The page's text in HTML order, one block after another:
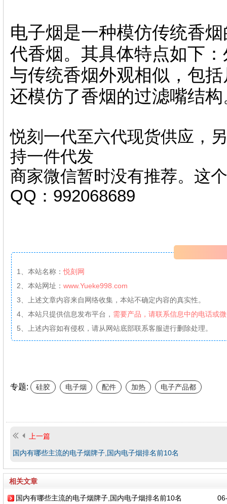
电子烟是一种模仿传统香
代香烟。其具体特点如下
与传统香烟外观相似，包
还模仿了香烟的过滤嘴结构
悦刻一代至六代现货供应，
持一件代发
商家微信暂时没有推荐。这
QQ：992068689
1、本站名称：悦刻网
2、本站网址： www.Yueke998.com
3、上述文章内容来自网络收集，本站不确定内容的真实性。
4、本站只提供信息发布平台， 需要产品，请联系信息中的电话或
5、上述内容如有侵权，请从网站底部联系客服进行删除处理。
专题: 硅胶 电子烟 配件 加热 电子产品都
上一篇
国内有哪些主流的电子烟牌子,国内电子烟排名前10名
相关文章
国内有哪些主流的电子烟牌子,国内电子烟排名前10名